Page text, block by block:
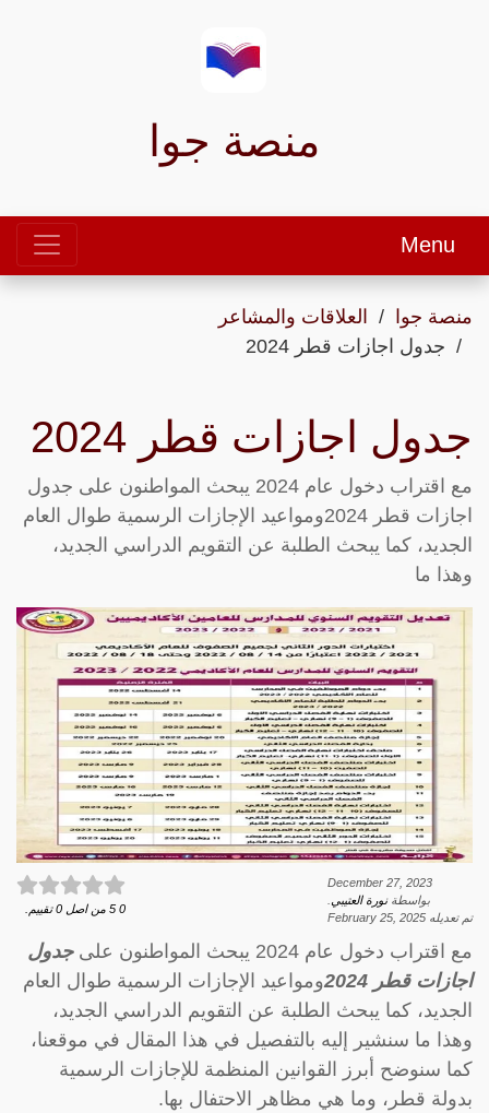
منصة جوا
Menu
منصة جوا
العلاقات والمشاعر
جدول اجازات قطر 2024
جدول اجازات قطر 2024
مع اقتراب دخول عام 2024 يبحث المواطنون على جدول
اجازات قطر 2024ومواعيد الإجازات الرسمية طوال العام
الجديد، كما يبحث الطلبة عن التقويم الدراسي الجديد،
وهذا ما
December 27, 2023
بواسطةنورة العتيبي
تم تعديله February 25, 2025
0
5 من اصل 0 تقييم.
مع اقتراب دخول عام 2024 يبحث المواطنون على
جدول
اجازات قطر 2024
ومواعيد الإجازات الرسمية طوال العام
الجديد، كما يبحث الطلبة عن التقويم الدراسي الجديد،
وهذا ما سنشير إليه بالتفصيل في هذا المقال في موقعنا،
كما سنوضح أبرز القوانين المنظمة للإجازات الرسمية
بدولة قطر، وما هي مظاهر الاحتفال بها.